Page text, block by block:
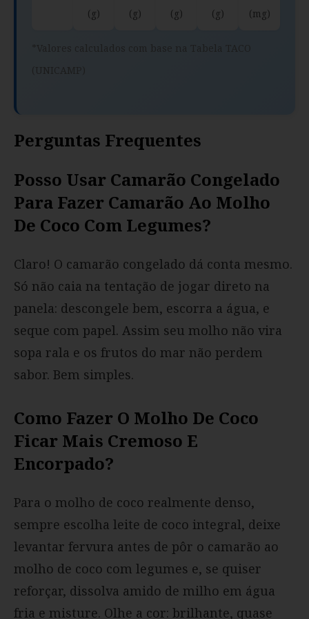
(g)
(g)
(g)
(g)
(mg)
Perguntas Frequentes
Posso Usar Camarão Congelado
Para Fazer Camarão Ao Molho
De Coco Com Legumes?
Claro! O camarão congelado dá conta mesmo.
Só não caia na tentação de jogar direto na
panela: descongele bem, escorra a água, e
seque com papel. Assim seu molho não vira
sopa rala e os frutos do mar não perdem
sabor. Bem simples.
Como Fazer O Molho De Coco
Ficar Mais Cremoso E
Encorpado?
Para o molho de coco realmente denso,
sempre escolha leite de coco integral, deixe
levantar fervura antes de pôr o camarão ao
molho de coco com legumes e, se quiser
reforçar, dissolva amido de milho em água
fria e misture. Olhe a cor: brilhante, quase